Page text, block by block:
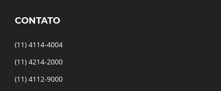
CONTATO
(11) 4114-4004
(11) 4214-2000
(11) 4112-9000